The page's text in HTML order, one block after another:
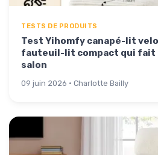
TESTS DE PRODUITS
Test Yihomfy canapé-lit
fauteuil-lit compact qui fait
salon
09 juin 2026 · Charlotte Bailly